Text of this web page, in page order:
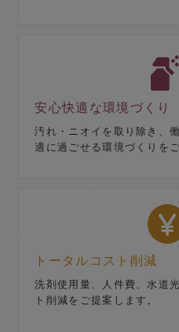
安心快適な環境づくり
汚れ・ニオイを取り除き、
適に過ごせる環境づくりを
トータルコスト削減
洗剤使用量、人件費、水道
ト削減をご提案します。​